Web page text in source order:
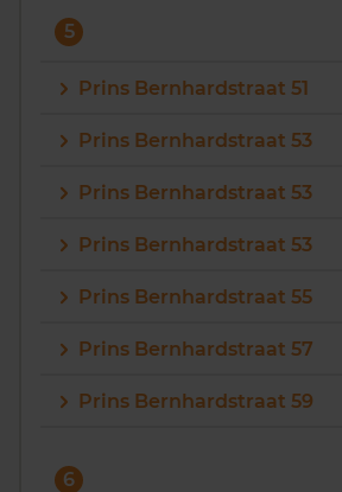
5
Prins Bernhardstraat 51
Prins Bernhardstraat 53
Prins Bernhardstraat 53
Prins Bernhardstraat 53
Prins Bernhardstraat 55
Prins Bernhardstraat 57
Prins Bernhardstraat 59
6